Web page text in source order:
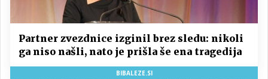
Partner zvezdnice izginil brez sledu: nikoli
ga niso našli, nato je prišla še ena tragedija
BIBALEZE.SI